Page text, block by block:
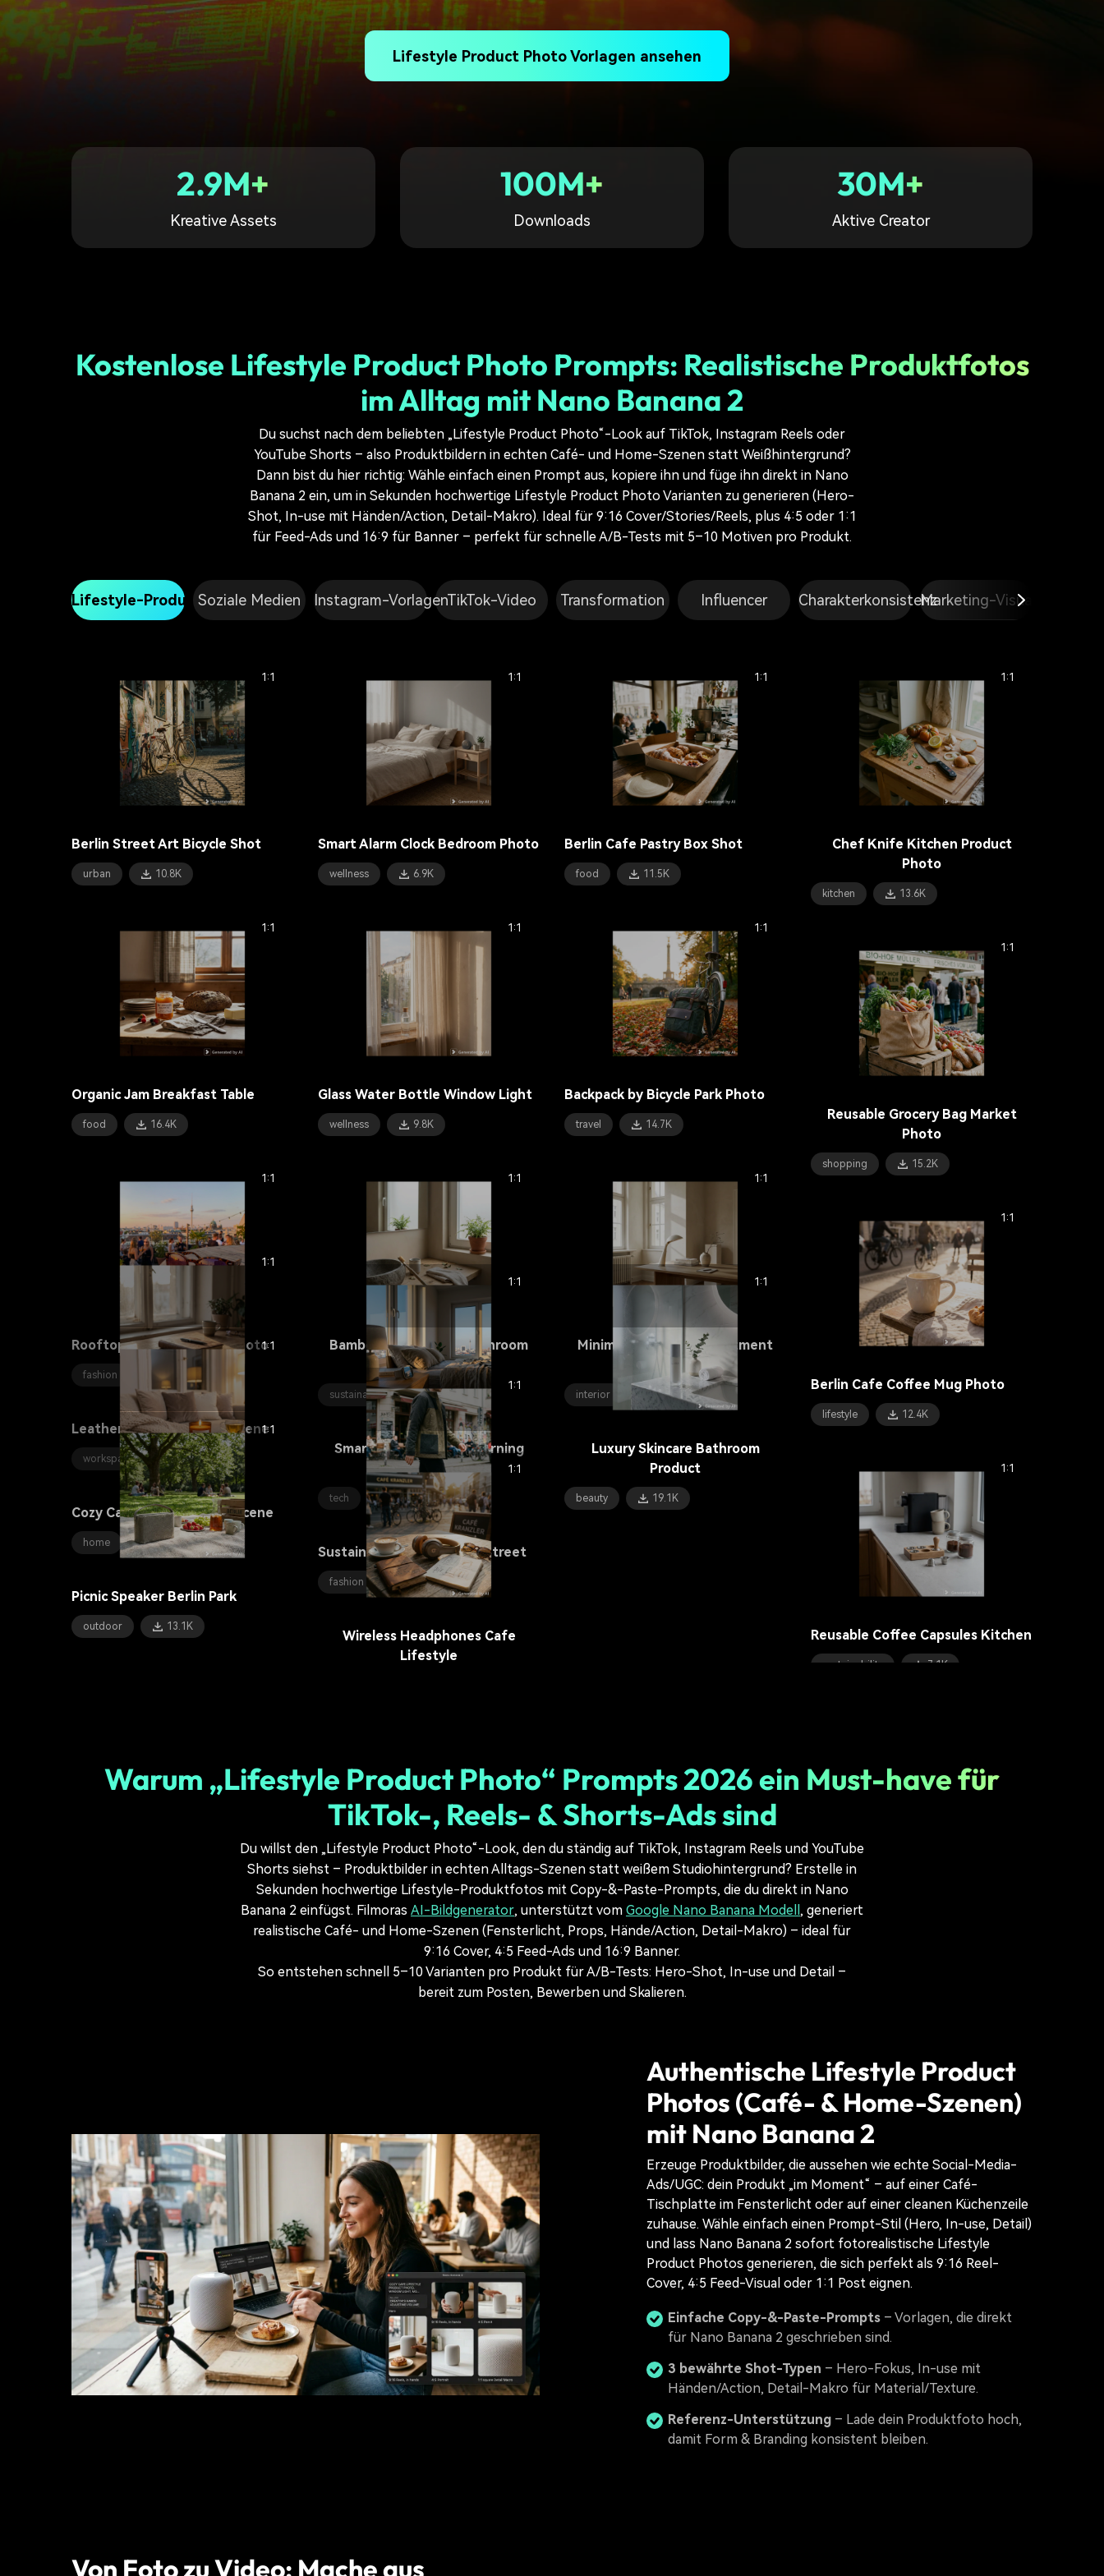
Alle Produkte ansehen
Kostenloser Download
Kostenloser Download
Monetarisieren Sie
Ihren Einfluss mit Filmora
An Freunde
empfehlen,
Belohnungen erhalten
Mehr erfahren 👉
Kostenloser Download
Lifestyle Product Photo Vorlagen ansehen
2.9M+
Kreative Assets
100M+
Downloads
30M+
Aktive Creator
Kostenlose Lifestyle Product Photo Prompts: Realistische Produktfotos
im Alltag mit Nano Banana 2
Du suchst nach dem beliebten „Lifestyle Product Photo“-Look auf TikTok, Instagram Reels oder
YouTube Shorts – also Produktbildern in echten Café- und Home-Szenen statt Weißhintergrund?
Dann bist du hier richtig: Wähle einfach einen Prompt aus, kopiere ihn und füge ihn direkt in Nano
Banana 2 ein, um in Sekunden hochwertige Lifestyle Product Photo Varianten zu generieren (Hero-
Shot, In-use mit Händen/Action, Detail-Makro). Ideal für 9:16 Cover/Stories/Reels, plus 4:5 oder 1:1
für Feed-Ads und 16:9 für Banner – perfekt für schnelle A/B-Tests mit 5–10 Motiven pro Produkt.
Lifestyle-ProduktfotoSoziale Medien Instagram-VorlagenTikTok-Video Transformation Influencer CharakterkonsistenzMarketing-Visuals
1:1
Berlin Street Art Bicycle Shot
urban 10.8K
1:1
Smart Alarm Clock Bedroom Photo
wellness 6.9K
1:1
Berlin Cafe Pastry Box Shot
food 11.5K
1:1
Chef Knife Kitchen Product
Photo
kitchen 13.6K
1:1
Organic Jam Breakfast Table
food 16.4K
1:1
Glass Water Bottle Window Light
wellness 9.8K
1:1
Backpack by Bicycle Park Photo
travel 14.7K
1:1
Reusable Grocery Bag Market
Photo
shopping
15.2K
1:1
Rooftop Bar Sunglasses Photo
fashion 19.6K
1:1
Bamboo Toothbrush Bathroom
Scene
sustainability 5.6K
1:1
Minimal Desk Lamp Apartment
Scene
interior 8.7K
1:1
Berlin Cafe Coffee Mug Photo
lifestyle 12.4K
1:1
Leather Notebook Desk Scene
workspace 8.3K
1:1
Smartwatch Bedside Morning
Scene
tech 12.9K
1:1
Luxury Skincare Bathroom
Product
beauty 19.1K
1:1
Cozy Candle Living Room Scene
home 7.5K
1:1
Sustainable Jacket Berlin Street
fashion 17.3K
1:1
Picnic Speaker Berlin Park
outdoor 13.1K
1:1
Reusable Coffee Capsules Kitchen
sustainability 7.1K
1:1
Wireless Headphones Cafe
Lifestyle
Warum „Lifestyle Product Photo“ Prompts 2026 ein Must-have für
TikTok-, Reels- & Shorts-Ads sind
Du willst den „Lifestyle Product Photo“-Look, den du ständig auf TikTok, Instagram Reels und YouTube
Shorts siehst – Produktbilder in echten Alltags-Szenen statt weißem Studiohintergrund? Erstelle in
Sekunden hochwertige Lifestyle-Produktfotos mit Copy-&-Paste-Prompts, die du direkt in Nano
Banana 2 einfügst. Filmoras AI-Bildgenerator, unterstützt vom Google Nano Banana Modell , generiert
realistische Café- und Home-Szenen (Fensterlicht, Props, Hände/Action, Detail-Makro) – ideal für
9:16 Cover, 4:5 Feed-Ads und 16:9 Banner.
So entstehen schnell 5–10 Varianten pro Produkt für A/B-Tests: Hero-Shot, In-use und Detail –
bereit zum Posten, Bewerben und Skalieren.
Authentische Lifestyle Product
Photos (Café- & Home-Szenen)
mit Nano Banana 2
Erzeuge Produktbilder, die aussehen wie echte Social-Media-
Ads/UGC: dein Produkt „im Moment“ – auf einer Café-
Tischplatte im Fensterlicht oder auf einer cleanen Küchenzeile
zuhause. Wähle einfach einen Prompt-Stil (Hero, In-use, Detail)
und lass Nano Banana 2 sofort fotorealistische Lifestyle
Product Photos generieren, die sich perfekt als 9:16 Reel-
Cover, 4:5 Feed-Visual oder 1:1 Post eignen.
Einfache Copy-&-Paste-Prompts – Vorlagen, die direkt
für Nano Banana 2 geschrieben sind.
3 bewährte Shot-Typen – Hero-Fokus, In-use mit
Händen/Action, Detail-Makro für Material/Texture.
Referenz-Unterstützung – Lade dein Produktfoto hoch,
damit Form & Branding konsistent bleiben.
Von Foto zu Video: Mache aus